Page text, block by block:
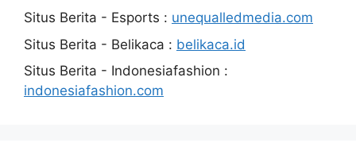
Situs Berita - Esports : unequalledmedia.com
Situs Berita - Belikaca : belikaca.id
Situs Berita - Indonesiafashion :
indonesiafashion.com